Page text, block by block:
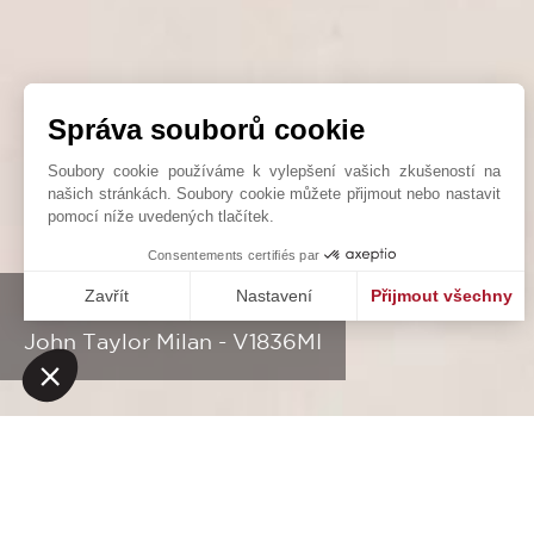
John Taylor Milan - V1836MI
Správa souborů cookie
Soubory cookie používáme k vylepšení vašich zkušeností na
našich stránkách. Soubory cookie můžete přijmout nebo nastavit
pomocí níže uvedených tlačítek.
Consentements certifiés par
Zavřít Nastavení Přijmout všechny
Axeptio consent
Platforma pro správu souhlasů: Upravte si své volby
Naše platforma vám umožňuje přizpůsobit a spravovat